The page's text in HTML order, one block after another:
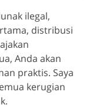
ilegal,
distribusi
Anda akan
praktis. Saya
kerugian